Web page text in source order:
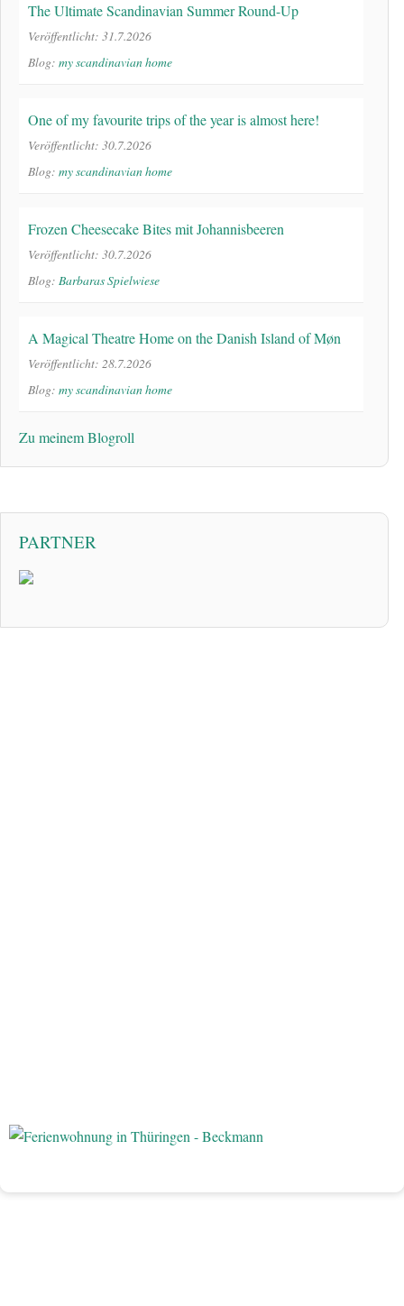
The Ultimate Scandinavian Summer Round-Up
Veröffentlicht: 31.7.2026
Blog: my scandinavian home
One of my favourite trips of the year is almost here!
Veröffentlicht: 30.7.2026
Blog: my scandinavian home
Frozen Cheesecake Bites mit Johannisbeeren
Veröffentlicht: 30.7.2026
Blog: Barbaras Spielwiese
A Magical Theatre Home on the Danish Island of Møn
Veröffentlicht: 28.7.2026
Blog: my scandinavian home
Zu meinem Blogroll
PARTNER